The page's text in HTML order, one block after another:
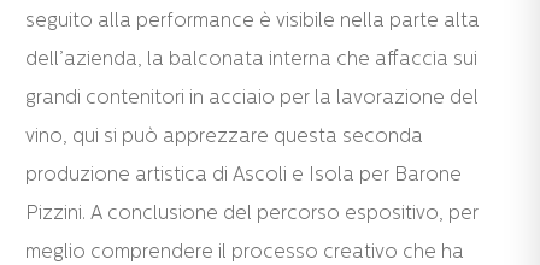
seguito alla performance è visibile nella parte alta
dell’azienda, la balconata interna che affaccia sui
grandi contenitori in acciaio per la lavorazione del
vino, qui si può apprezzare questa seconda
produzione artistica di Ascoli e Isola per Barone
Pizzini. A conclusione del percorso espositivo, per
meglio comprendere il processo creativo che ha